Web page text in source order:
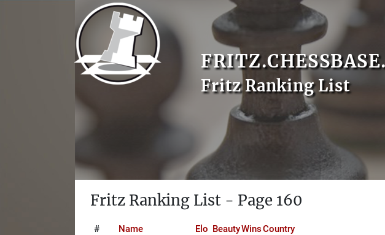
Fritz Ranking List
Fritz Ranking List - Page 160
# Name Elo BeautyWinsCountry